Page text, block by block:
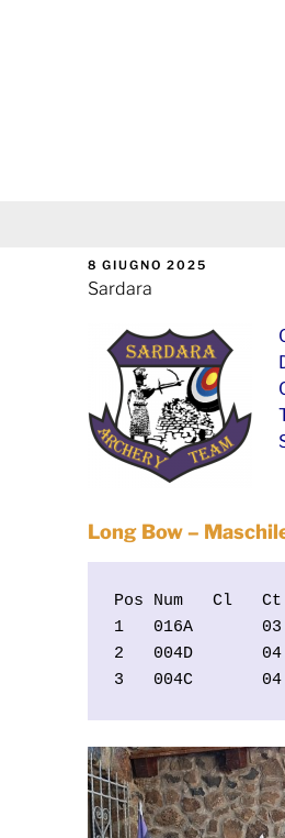
PUBBLICATO
IL
8 GIUGNO 2025
Sardara
Long Bow –
Pos Num   Cl
1   016A
2   004D
3   004C